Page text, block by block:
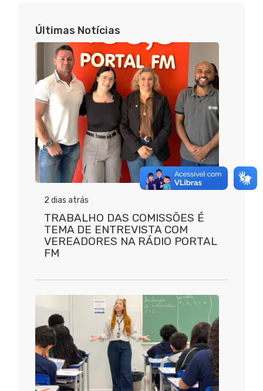
Últimas Notícias
2 dias atrás
TRABALHO DAS COMISSÕES É
TEMA DE ENTREVISTA COM
VEREADORES NA RÁDIO PORTAL
FM